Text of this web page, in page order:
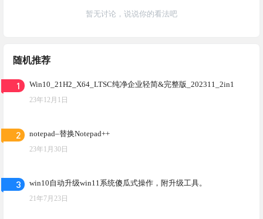
暂无讨论，说说你的看法吧
随机推荐
1 Win10_21H2_X64_LTSC纯净企业轻简&完整版_202311_2in1
23年12月1日
2 notepad–替换Notepad++
23年1月30日
3 win10自动升级win11系统傻瓜式操作，附升级工具。
21年7月23日